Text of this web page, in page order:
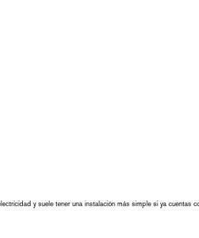
y suele tener una instalación más simple si ya cuentas